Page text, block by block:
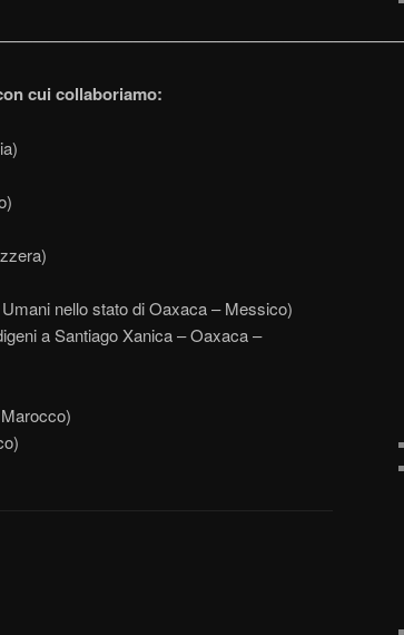
cui collaboriamo:
nello stato di Oaxaca – Messico)
a Santiago Xanica – Oaxaca –